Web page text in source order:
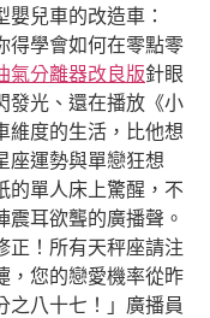
兒車的改造車：
得學會如何在零點零
氣分離器改良版針眼
發光、還在播放《小
維度的生活，比他想
座運勢與單戀狂想
的單人床上驚醒，不
耳欲聾的廣播聲。
正！所有天秤座請注
，您的戀愛機率從昨
之八十七！」廣播員